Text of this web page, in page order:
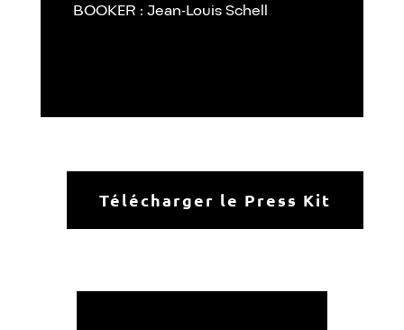
BOOKER : Jean-Louis Schell
Télécharger le Press Kit